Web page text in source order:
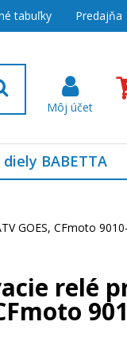
tabuľky Predajňa
BABETTA
GOES, CFmoto
relé